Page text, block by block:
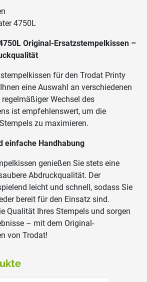
4750L
Original-Ersatzstempelkissen –
für den Trodat Printy
eine Auswahl an verschiedenen
Wechsel des
ist empfehlenswert, um die
zu maximieren.
einfache Handhabung
genießen Sie stets eine
Abdruckqualität. Der
leicht und schnell, sodass Sie
bereit für den Einsatz sind.
Qualität Ihres Stempels und sorgen
– mit dem Original-
von Trodat!